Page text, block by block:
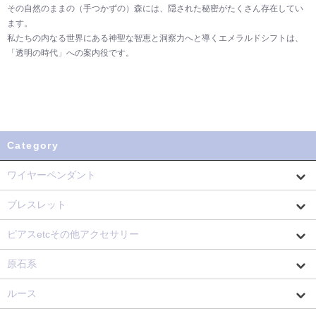
その自然のままの（手つかずの）森には、隠された秘密がたくさん存在してい
ます。
私たちの内なる世界にある神聖な智恵と洞察力へと導くエメラルドシフトは、
「透明の時代」への案内役です。
Category
ワイヤーペンダント
ブレスレット
ピアスetcその他アクセサリー
原石系
ルース